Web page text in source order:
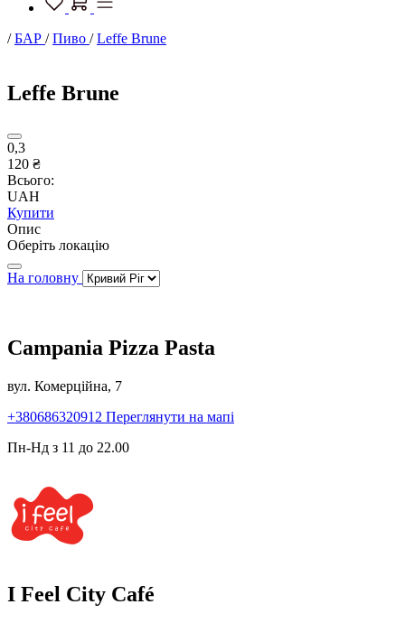
/БАР /Пиво /Leffe Brune
Leffe Brune
0,3
120 ₴
Всього:
UAH
Купити
Опис
Оберіть локацію
На головну
Campania Pizza Pasta
вул. Комерційна, 7
+380686320912 Переглянути на мапі
Пн-Нд з 11 до 22.00
I Feel City Café